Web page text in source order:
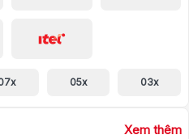
05x 03x
Xem thêm